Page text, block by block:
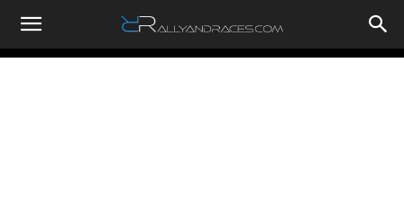
RallyandRaces.com